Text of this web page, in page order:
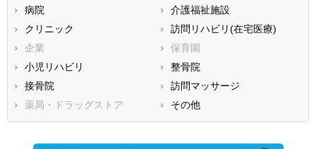
静岡県
三重県
滋賀県
大阪府
兵庫県
鳥取県
広島県
徳島県
香川県
愛媛県
福岡県
佐賀県
長崎県
熊本県
大分県
宮崎県
病院
介護福祉施設
クリニック
訪問リハビリ(在宅医療)
企業
保育園
小児リハビリ
整骨院
接骨院
訪問マッサージ
薬局・ドラッグストア
その他